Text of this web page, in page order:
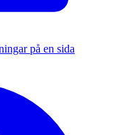
på en sida